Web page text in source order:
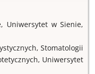
Uniwersytet w Sienie,
Stomatologii
Uniwersytet